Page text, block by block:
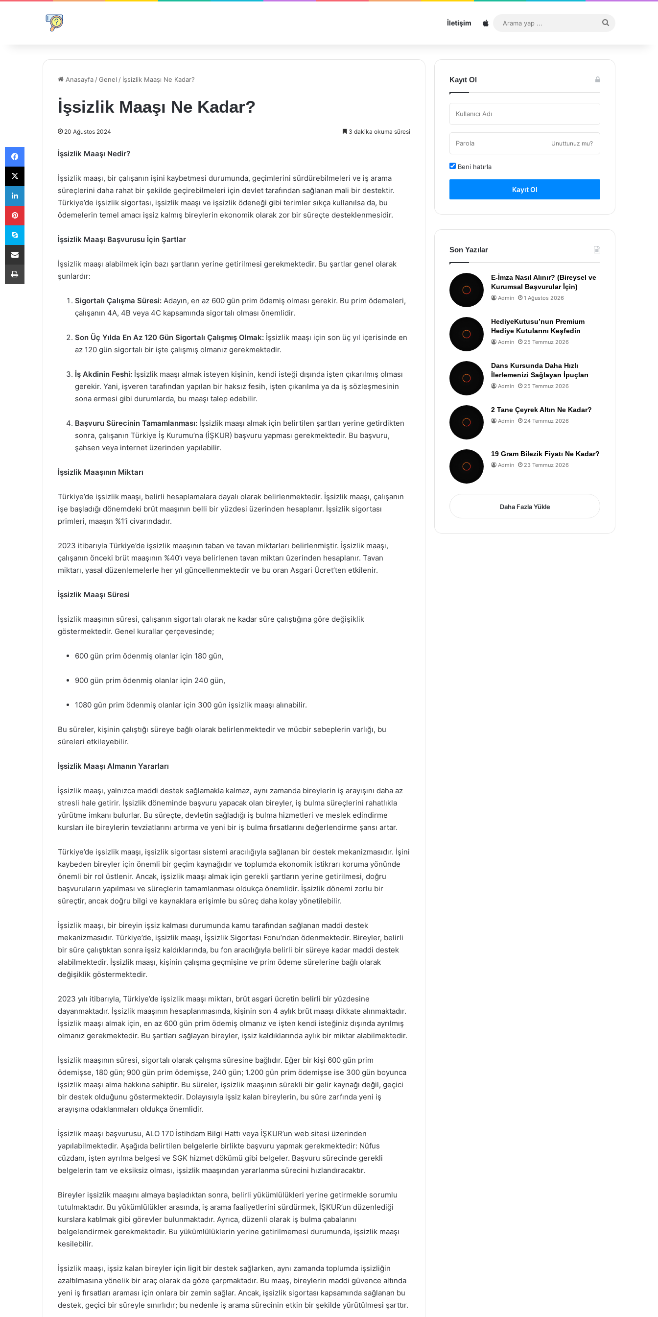
İletişim Sitemap
...
Anasayfa /Genel / İşsizlik Maaşı Ne Kadar?
İşsizlik Maaşı Ne Kadar?
20 Ağustos 2024 3 dakika okuma süresi
İşsizlik Maaşı Nedir?
İşsizlik maaşı, bir çalışanın işini kaybetmesi durumunda, geçimlerini sürdürebilmeleri ve iş arama
süreçlerini daha rahat bir şekilde geçirebilmeleri için devlet tarafından sağlanan mali bir destektir.
Türkiye’de işsizlik sigortası, işsizlik maaşı ve işsizlik ödeneği gibi terimler sıkça kullanılsa da, bu
ödemelerin temel amacı işsiz kalmış bireylerin ekonomik olarak zor bir süreçte desteklenmesidir.
İşsizlik Maaşı Başvurusu İçin Şartlar
İşsizlik maaşı alabilmek için bazı şartların yerine getirilmesi gerekmektedir. Bu şartlar genel olarak
şunlardır:
Sigortalı Çalışma Süresi: Adayın, en az 600 gün prim ödemiş olması gerekir. Bu prim ödemeleri,
çalışanın 4A, 4B veya 4C kapsamında sigortalı olması önemlidir.
Son Üç Yılda En Az 120 Gün Sigortalı Çalışmış Olmak: İşsizlik maaşı için son üç yıl içerisinde en
az 120 gün sigortalı bir işte çalışmış olmanız gerekmektedir.
İş Akdinin Feshi: İşsizlik maaşı almak isteyen kişinin, kendi isteği dışında işten çıkarılmış olması
gerekir. Yani, işveren tarafından yapılan bir haksız fesih, işten çıkarılma ya da iş sözleşmesinin
sona ermesi gibi durumlarda, bu maaşı talep edebilir.
Başvuru Sürecinin Tamamlanması: İşsizlik maaşı almak için belirtilen şartları yerine getirdikten
sonra, çalışanın Türkiye İş Kurumu’na (İŞKUR) başvuru yapması gerekmektedir. Bu başvuru,
şahsen veya internet üzerinden yapılabilir.
İşsizlik Maaşının Miktarı
Türkiye’de işsizlik maaşı, belirli hesaplamalara dayalı olarak belirlenmektedir. İşsizlik maaşı, çalışanın
işe başladığı dönemdeki brüt maaşının belli bir yüzdesi üzerinden hesaplanır. İşsizlik sigortası
primleri, maaşın %1’i civarındadır.
2023 itibarıyla Türkiye’de işsizlik maaşının taban ve tavan miktarları belirlenmiştir. İşsizlik maaşı,
çalışanın önceki brüt maaşının %40’ı veya belirlenen tavan miktarı üzerinden hesaplanır. Tavan
miktarı, yasal düzenlemelerle her yıl güncellenmektedir ve bu oran Asgari Ücret’ten etkilenir.
İşsizlik Maaşı Süresi
İşsizlik maaşının süresi, çalışanın sigortalı olarak ne kadar süre çalıştığına göre değişiklik
göstermektedir. Genel kurallar çerçevesinde;
600 gün prim ödenmiş olanlar için 180 gün,
900 gün prim ödenmiş olanlar için 240 gün,
1080 gün prim ödenmiş olanlar için 300 gün işsizlik maaşı alınabilir.
Bu süreler, kişinin çalıştığı süreye bağlı olarak belirlenmektedir ve mücbir sebeplerin varlığı, bu
süreleri etkileyebilir.
İşsizlik Maaşı Almanın Yararları
İşsizlik maaşı, yalnızca maddi destek sağlamakla kalmaz, aynı zamanda bireylerin iş arayışını daha az
stresli hale getirir. İşsizlik döneminde başvuru yapacak olan bireyler, iş bulma süreçlerini rahatlıkla
yürütme imkanı bulurlar. Bu süreçte, devletin sağladığı iş bulma hizmetleri ve meslek edindirme
kursları ile bireylerin tevziatlarını artırma ve yeni bir iş bulma fırsatlarını değerlendirme şansı artar.
Türkiye’de işsizlik maaşı, işsizlik sigortası sistemi aracılığıyla sağlanan bir destek mekanizmasıdır. İşini
kaybeden bireyler için önemli bir geçim kaynağıdır ve toplumda ekonomik istikrarı koruma yönünde
önemli bir rol üstlenir. Ancak, işsizlik maaşı almak için gerekli şartların yerine getirilmesi, doğru
başvuruların yapılması ve süreçlerin tamamlanması oldukça önemlidir. İşsizlik dönemi zorlu bir
süreçtir, ancak doğru bilgi ve kaynaklara erişimle bu süreç daha kolay yönetilebilir.
İşsizlik maaşı, bir bireyin işsiz kalması durumunda kamu tarafından sağlanan maddi destek
mekanizmasıdır. Türkiye’de, işsizlik maaşı, İşsizlik Sigortası Fonu’ndan ödenmektedir. Bireyler, belirli
bir süre çalıştıktan sonra işsiz kaldıklarında, bu fon aracılığıyla belirli bir süreye kadar maddi destek
alabilmektedir. İşsizlik maaşı, kişinin çalışma geçmişine ve prim ödeme sürelerine bağlı olarak
değişiklik göstermektedir.
2023 yılı itibarıyla, Türkiye’de işsizlik maaşı miktarı, brüt asgari ücretin belirli bir yüzdesine
dayanmaktadır. İşsizlik maaşının hesaplanmasında, kişinin son 4 aylık brüt maaşı dikkate alınmaktadır.
İşsizlik maaşı almak için, en az 600 gün prim ödemiş olmanız ve işten kendi isteğiniz dışında ayrılmış
olmanız gerekmektedir. Bu şartları sağlayan bireyler, işsiz kaldıklarında aylık bir miktar alabilmektedir.
İşsizlik maaşının süresi, sigortalı olarak çalışma süresine bağlıdır. Eğer bir kişi 600 gün prim
ödemişse, 180 gün; 900 gün prim ödemişse, 240 gün; 1.200 gün prim ödemişse ise 300 gün boyunca
işsizlik maaşı alma hakkına sahiptir. Bu süreler, işsizlik maaşının sürekli bir gelir kaynağı değil, geçici
bir destek olduğunu göstermektedir. Dolayısıyla işsiz kalan bireylerin, bu süre zarfında yeni iş
arayışına odaklanmaları oldukça önemlidir.
İşsizlik maaşı başvurusu, ALO 170 İstihdam Bilgi Hattı veya İŞKUR’un web sitesi üzerinden
yapılabilmektedir. Aşağıda belirtilen belgelerle birlikte başvuru yapmak gerekmektedir: Nüfus
cüzdanı, işten ayrılma belgesi ve SGK hizmet dökümü gibi belgeler. Başvuru sürecinde gerekli
belgelerin tam ve eksiksiz olması, işsizlik maaşından yararlanma sürecini hızlandıracaktır.
Bireyler işsizlik maaşını almaya başladıktan sonra, belirli yükümlülükleri yerine getirmekle sorumlu
tutulmaktadır. Bu yükümlülükler arasında, iş arama faaliyetlerini sürdürmek, İŞKUR’un düzenlediği
kurslara katılmak gibi görevler bulunmaktadır. Ayrıca, düzenli olarak iş bulma çabalarını
belgelendirmek gerekmektedir. Bu yükümlülüklerin yerine getirilmemesi durumunda, işsizlik maaşı
kesilebilir.
İşsizlik maaşı, işsiz kalan bireyler için ligit bir destek sağlarken, aynı zamanda toplumda işsizliğin
azaltılmasına yönelik bir araç olarak da göze çarpmaktadır. Bu maaş, bireylerin maddi güvence altında
yeni iş fırsatları araması için onlara bir zemin sağlar. Ancak, işsizlik sigortası kapsamında sağlanan bu
destek, geçici bir süreyle sınırlıdır; bu nedenle iş arama sürecinin etkin bir şekilde yürütülmesi şarttır.
Kayıt Ol
Unuttunuz mu?
Beni hatırla
Kayıt Ol
Son Yazılar
E-İmza Nasıl Alınır? (Bireysel ve
Kurumsal Başvurular İçin)
Admin 1 Ağustos 2026
HediyeKutusu’nun Premium
Hediye Kutularını Keşfedin
Admin 25 Temmuz 2026
Dans Kursunda Daha Hızlı
İlerlemenizi Sağlayan İpuçları
Admin 25 Temmuz 2026
2 Tane Çeyrek Altın Ne Kadar?
Admin 24 Temmuz 2026
19 Gram Bilezik Fiyatı Ne Kadar?
Admin 23 Temmuz 2026
Daha Fazla Yükle
Facebook
X
LinkedIn
Pinterest
Skype
E-Posta ile paylaş